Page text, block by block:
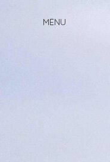
MENU